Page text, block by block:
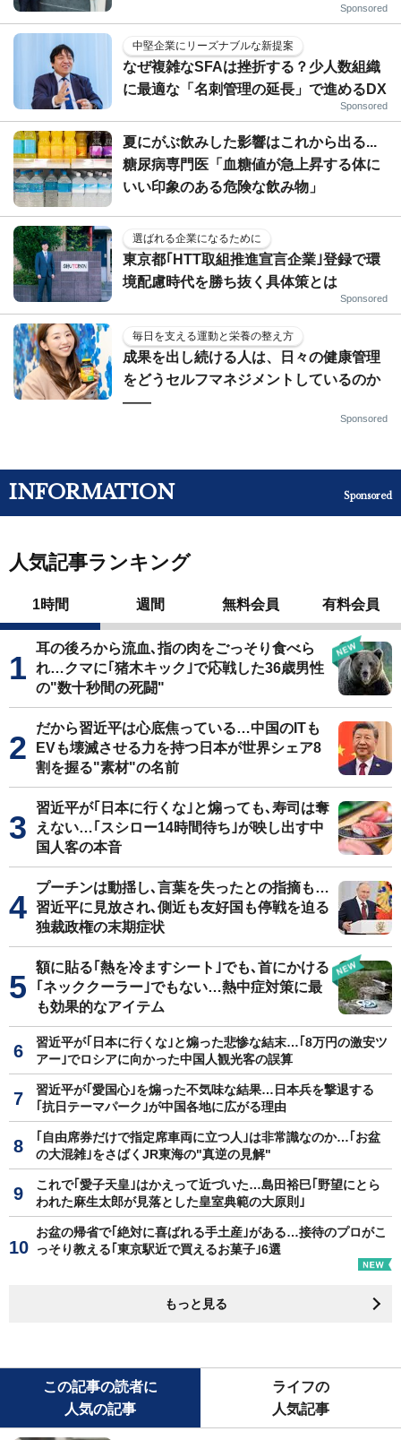
Sponsored
中堅企業にリーズナブルな新提案
なぜ複雑なSFAは挫折する？少人数組織
に最適な「名刺管理の延長」で進めるDX
Sponsored
夏にがぶ飲みした影響はこれから出る...
糖尿病専門医「血糖値が急上昇する体に
いい印象のある危険な飲み物」
選ばれる企業になるために
東京都｢HTT取組推進宣言企業｣登録で環
境配慮時代を勝ち抜く具体策とは
Sponsored
毎日を支える運動と栄養の整え方
成果を出し続ける人は、日々の健康管理
をどうセルフマネジメントしているのか
——
Sponsored
INFORMATION Sponsored
人気記事ランキング
1時間 週間 無料会員 有料会員
耳の後ろから流血､指の肉をごっそり食べら
れ…クマに｢猪木キック｣で応戦した36歳男性
の"数十秒間の死闘"
だから習近平は心底焦っている…中国のITも
EVも壊滅させる力を持つ日本が世界シェア8
割を握る"素材"の名前
習近平が｢日本に行くな｣と煽っても､寿司は奪
えない…｢スシロー14時間待ち｣が映し出す中
国人客の本音
プーチンは動揺し､言葉を失ったとの指摘も…
習近平に見放され､側近も友好国も停戦を迫る
独裁政権の末期症状
額に貼る｢熱を冷ますシート｣でも､首にかける
｢ネッククーラー｣でもない…熱中症対策に最
も効果的なアイテム
習近平が｢日本に行くな｣と煽った悲惨な結末…｢8万円の激安ツ
アー｣でロシアに向かった中国人観光客の誤算
習近平が｢愛国心｣を煽った不気味な結果…日本兵を撃退する
｢抗日テーマパーク｣が中国各地に広がる理由
｢自由席券だけで指定席車両に立つ人｣は非常識なのか…｢お盆
の大混雑｣をさばくJR東海の"真逆の見解"
これで｢愛子天皇｣はかえって近づいた…島田裕巳｢野望にとら
われた麻生太郎が見落とした皇室典範の大原則｣
お盆の帰省で｢絶対に喜ばれる手土産｣がある…接待のプロがこ
っそり教える｢東京駅近で買えるお菓子｣6選
もっと見る
この記事の読者に
人気の記事
ライフの
人気記事